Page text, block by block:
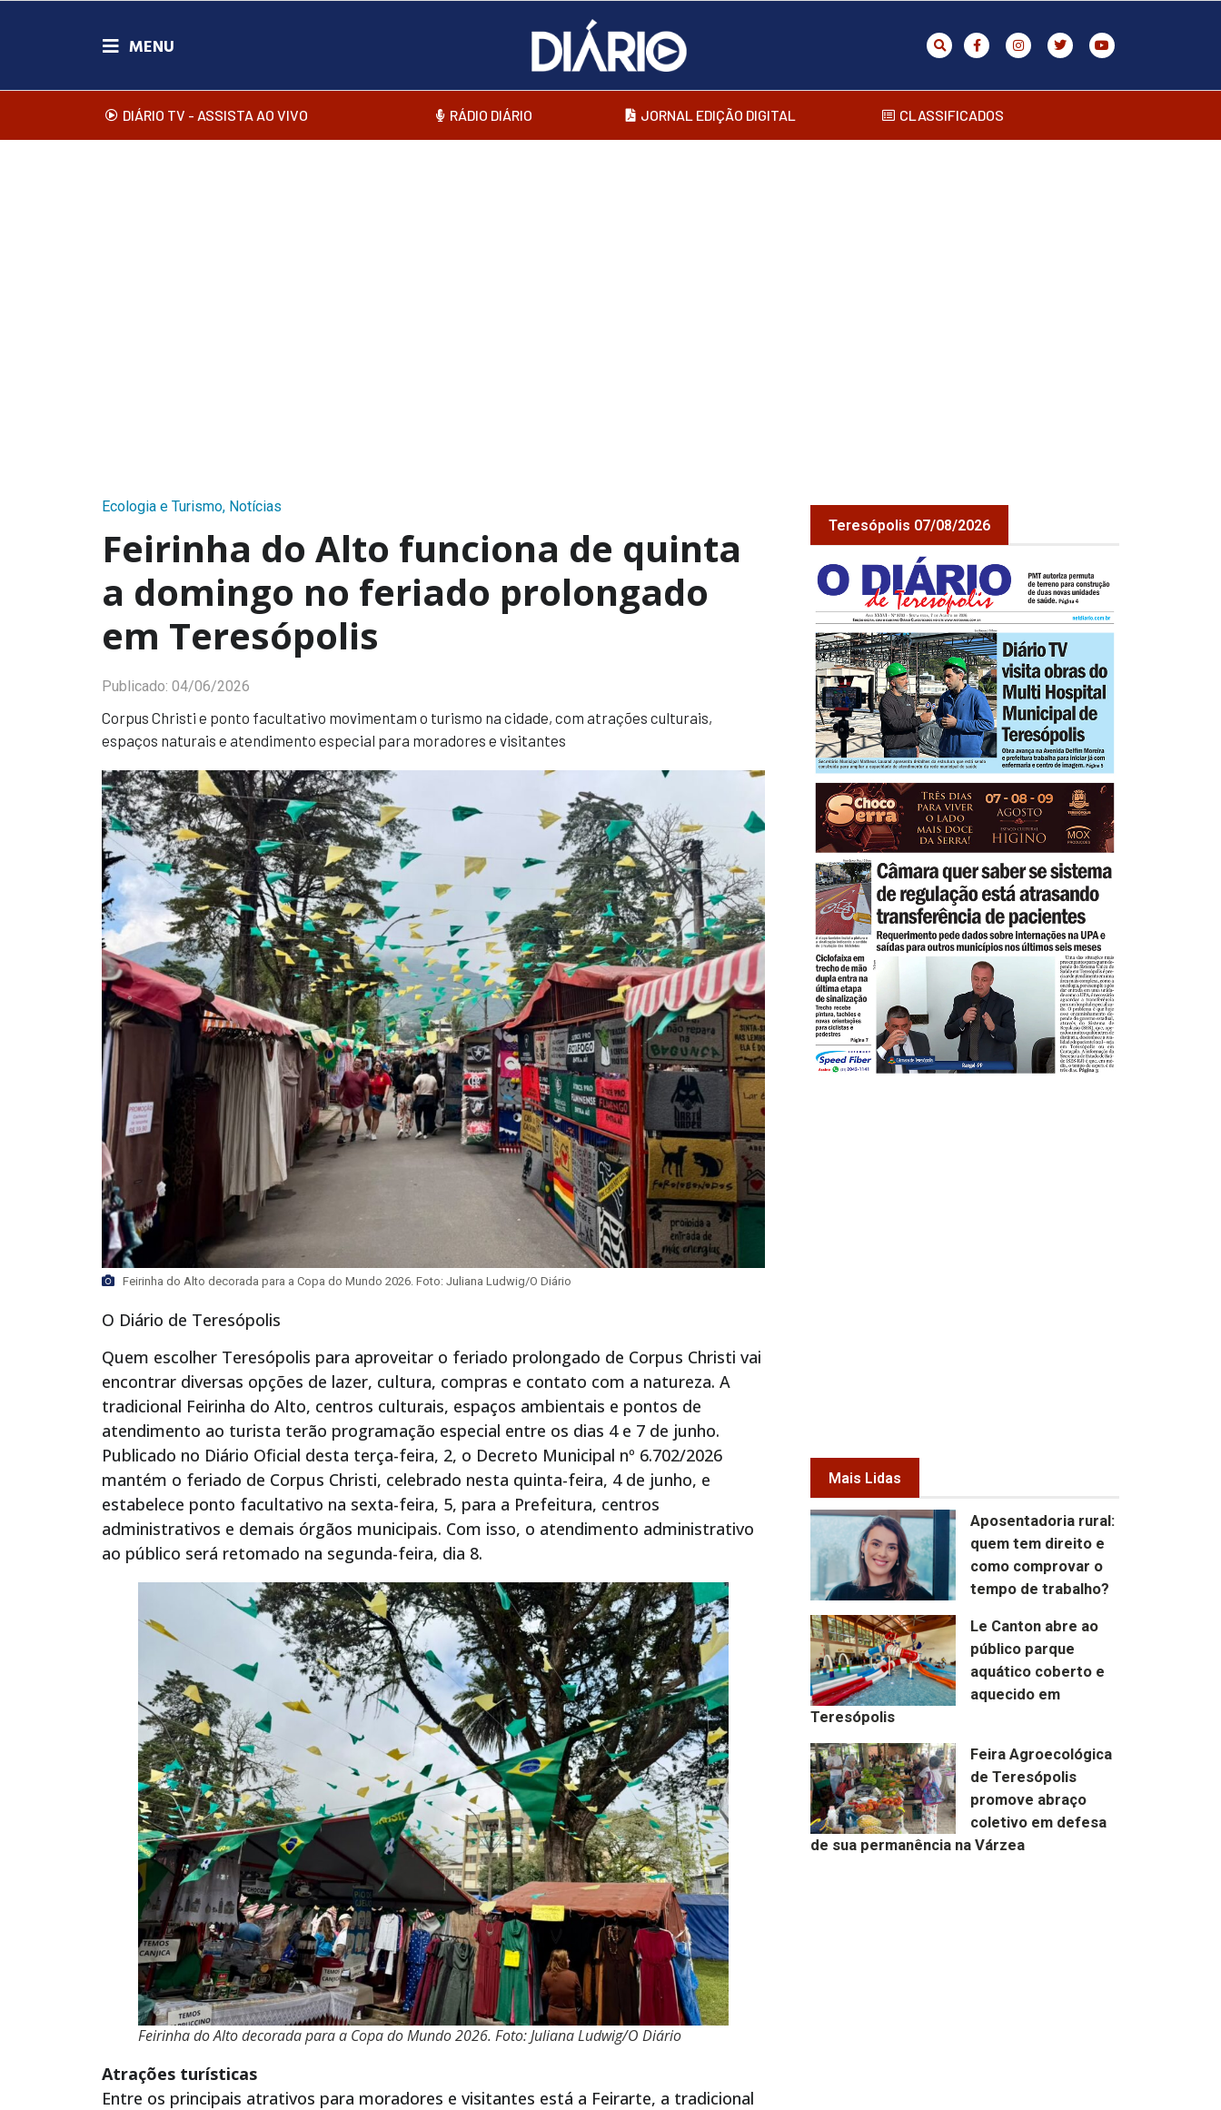
DIÁRIO TV - ASSISTA AO VIVO RÁDIO DIÁRIO JORNAL EDIÇÃO DIGITAL CLASSIFICADOS
Ecologia e Turismo, Notícias
Feirinha do Alto funciona de quinta
a domingo no feriado prolongado
em Teresópolis
Publicado: 04/06/2026
Corpus Christi e ponto facultativo movimentam o turismo na cidade, com atrações culturais,
espaços naturais e atendimento especial para moradores e visitantes
Feirinha do Alto decorada para a Copa do Mundo 2026. Foto: Juliana Ludwig/O Diário
O Diário de Teresópolis
Quem escolher Teresópolis para aproveitar o feriado prolongado de Corpus Christi vai
encontrar diversas opções de lazer, cultura, compras e contato com a natureza. A
tradicional Feirinha do Alto, centros culturais, espaços ambientais e pontos de
atendimento ao turista terão programação especial entre os dias 4 e 7 de junho.
Publicado no Diário Oficial desta terça-feira, 2, o Decreto Municipal nº 6.702/2026
mantém o feriado de Corpus Christi, celebrado nesta quinta-feira, 4 de junho, e
estabelece ponto facultativo na sexta-feira, 5, para a Prefeitura, centros
administrativos e demais órgãos municipais. Com isso, o atendimento administrativo
ao público será retomado na segunda-feira, dia 8.
Feirinha do Alto decorada para a Copa do Mundo 2026. Foto: Juliana Ludwig/O Diário
Atrações turísticas
Entre os principais atrativos para moradores e visitantes está a Feirarte, a tradicional
Teresópolis 07/08/2026
Mais Lidas
Aposentadoria rural:
quem tem direito e
como comprovar o
tempo de trabalho?
Le Canton abre ao
público parque
aquático coberto e
aquecido em
Teresópolis
Feira Agroecológica
de Teresópolis
promove abraço
coletivo em defesa
de sua permanência na Várzea